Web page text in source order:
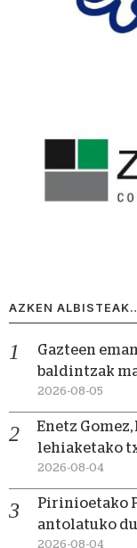
AZKEN
Gazteen
baldintzak
2026-08-05
Enetz
lehiaketako
2026-08-04
Pirinioetako
antolatuko
2026-08-04